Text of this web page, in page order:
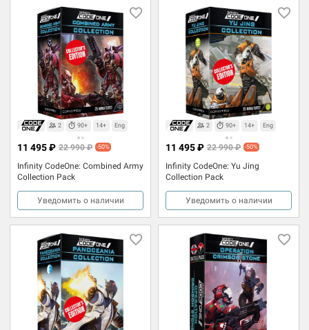
2 90+ 14+ Eng
Infinity CodeOne: Combined Army
Collection Pack
11 495 ₽ 22 990 ₽ -50%
Уведомить о наличии
2 90+ 14+ Eng
Infinity CodeOne: Yu Jing
Collection Pack
11 495 ₽ 22 990 ₽ -50%
Уведомить о наличии